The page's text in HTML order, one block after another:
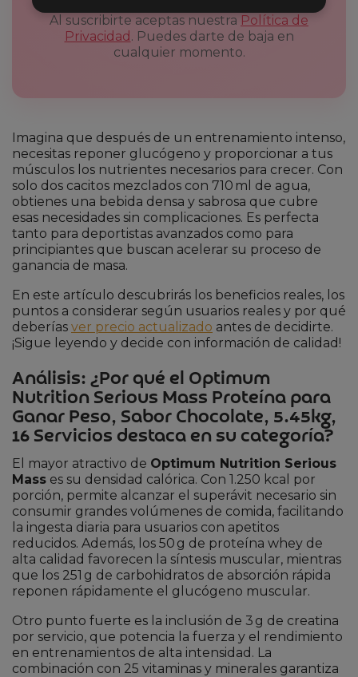
Al suscribirte aceptas nuestra Política de
Privacidad . Puedes darte de baja en
cualquier momento.
Imagina que después de un entrenamiento intenso,
necesitas reponer glucógeno y proporcionar a tus
músculos los nutrientes necesarios para crecer. Con
solo dos cacitos mezclados con 710 ml de agua,
obtienes una bebida densa y sabrosa que cubre
esas necesidades sin complicaciones. Es perfecta
tanto para deportistas avanzados como para
principiantes que buscan acelerar su proceso de
ganancia de masa.
En este artículo descubrirás los beneficios reales, los
puntos a considerar según usuarios reales y por qué
deberías ver precio actualizado antes de decidirte.
¡Sigue leyendo y decide con información de calidad!
Análisis: ¿Por qué el Optimum
Nutrition Serious Mass Proteína para
Ganar Peso, Sabor Chocolate, 5.45kg,
16 Servicios destaca en su categoría?
El mayor atractivo de Optimum Nutrition Serious
Mass es su densidad calórica. Con 1.250 kcal por
porción, permite alcanzar el superávit necesario sin
consumir grandes volúmenes de comida, facilitando
la ingesta diaria para usuarios con apetitos
reducidos. Además, los 50 g de proteína whey de
alta calidad favorecen la síntesis muscular, mientras
que los 251 g de carbohidratos de absorción rápida
reponen rápidamente el glucógeno muscular.
Otro punto fuerte es la inclusión de 3 g de creatina
por servicio, que potencia la fuerza y el rendimiento
en entrenamientos de alta intensidad. La
combinación con 25 vitaminas y minerales garantiza